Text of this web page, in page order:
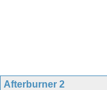
Afterburner 2